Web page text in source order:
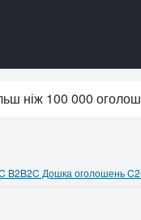
ніж 100 000
B2B2C Дошка оголошень